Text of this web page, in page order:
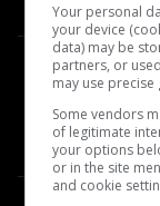
Your personal
your device
data) may be
partners, or
may use
Some vendors
of legitimate
your options
or in the site
and cookie